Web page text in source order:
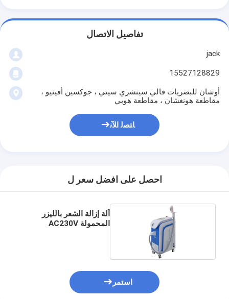
تفاصيل الاتصال
jack
15527128829
أوشان للبصريات فالي سينشري سيتي ، جوكسين أفينيو ،
مقاطعة هونغشان ، مقاطعة هوبي
ﺎﺘﺼﻟ ﺍﻶﻧ
احصل على افضل سعر ل
آلة إزالة الشعر بالليزر
المحمولة AC230V
استمر